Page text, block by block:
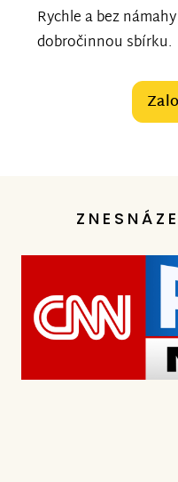
Rychle a bez
dobročinnou sbírku.